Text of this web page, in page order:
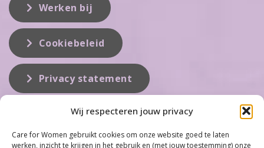
Wij respecteren jouw privacy
Care for Women gebruikt cookies om onze website goed te laten
werken, inzicht te krijgen in het gebruik en (met jouw toestemming) onze
Werken bij
Cookiebeleid
Privacy statement